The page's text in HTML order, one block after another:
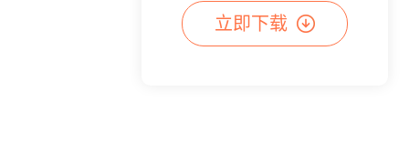
立即下载